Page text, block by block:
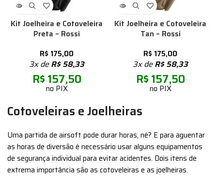
Kit Joelheira e Cotoveleira
Preta – Rossi
R$ 175,00
3x deR$58,33
R$ 157,50
no PIX
Kit Joelheira e Cotoveleira
Tan – Rossi
R$ 175,00
3x deR$58,33
R$ 157,50
no PIX
Cotoveleiras e Joelheiras
Uma partida de airsoft pode durar horas, né? E para aguentar
as horas de diversão é necessário usar alguns equipamentos
de segurança individual para evitar acidentes. Dois itens de
extrema importância são as cotoveleiras e as joelheiras.